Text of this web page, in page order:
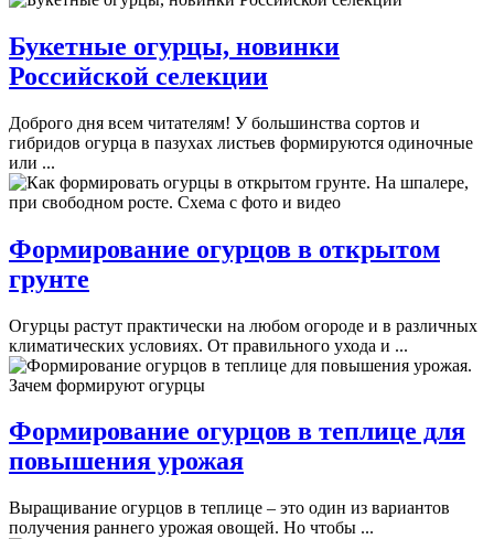
Букетные огурцы, новинки
Российской селекции
Доброго дня всем читателям! У большинства сортов и
гибридов огурца в пазухах листьев формируются одиночные
или ...
Формирование огурцов в открытом
грунте
Огурцы растут практически на любом огороде и в различных
климатических условиях. От правильного ухода и ...
Формирование огурцов в теплице для
повышения урожая
Выращивание огурцов в теплице – это один из вариантов
получения раннего урожая овощей. Но чтобы ...